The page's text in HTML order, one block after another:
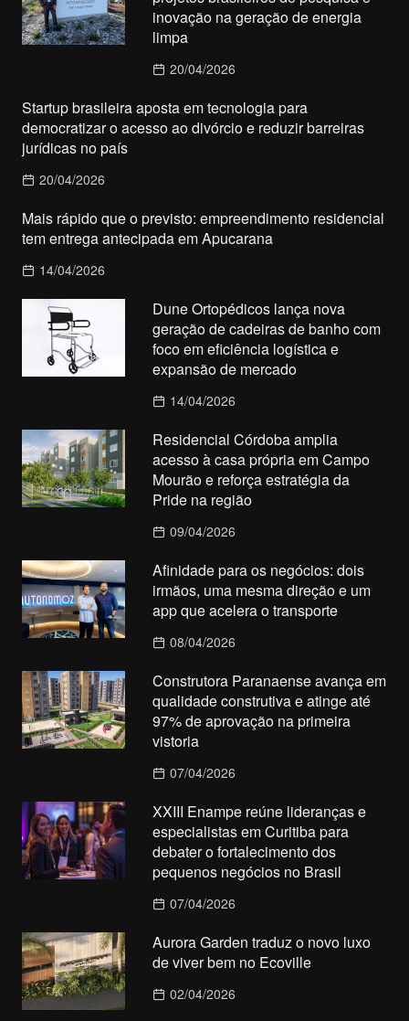
inovação na geração de energia
limpa
20/04/2026
Startup brasileira aposta em tecnologia para
democratizar o acesso ao divórcio e reduzir barreiras
jurídicas no país
20/04/2026
Mais rápido que o previsto: empreendimento residencial
tem entrega antecipada em Apucarana
14/04/2026
Dune Ortopédicos lança nova
geração de cadeiras de banho com
foco em eficiência logística e
expansão de mercado
14/04/2026
Residencial Córdoba amplia
acesso à casa própria em Campo
Mourão e reforça estratégia da
Pride na região
09/04/2026
Afinidade para os negócios: dois
irmãos, uma mesma direção e um
app que acelera o transporte
08/04/2026
Construtora Paranaense avança em
qualidade construtiva e atinge até
97% de aprovação na primeira
vistoria
07/04/2026
XXIII Enampe reúne lideranças e
especialistas em Curitiba para
debater o fortalecimento dos
pequenos negócios no Brasil
07/04/2026
Aurora Garden traduz o novo luxo
de viver bem no Ecoville
02/04/2026